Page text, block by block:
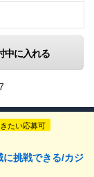
中に入れる
たい応募可
挑戦できる/カジ